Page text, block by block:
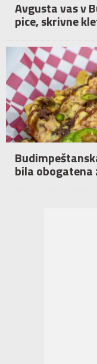
Avgusta vas v
pice, skrivne
bila obogatena